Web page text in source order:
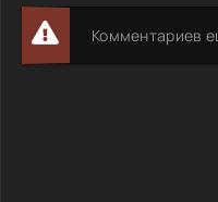
Комментариев